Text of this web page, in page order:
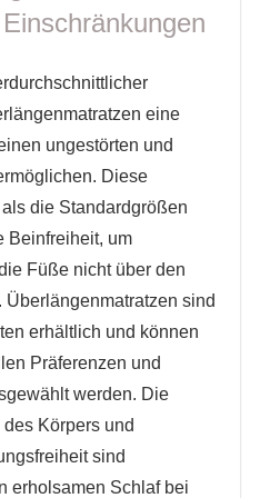
eine
ungestörten und
Diese
die Standardgrößen
Beinfreiheit, um
Füße nicht über den
Überlängenmatratzen sind
erhältlich und können
Präferenzen und
werden. Die
Körpers und
sind
erholsamen Schlaf bei